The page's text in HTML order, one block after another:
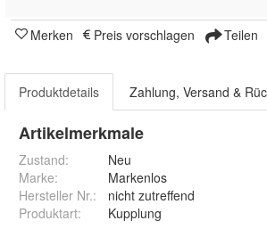
Merken Preis vorschlagen Teilen
Produktdetails Zahlung, Versand &
Artikelmerkmale
Zustand:
Neu
Marke:
Markenlos
Hersteller Nr.:
nicht zutreffend
Produktart: Kupplung